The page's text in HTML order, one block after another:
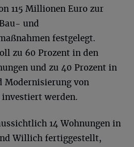
115 Millionen Euro zur
und
festgelegt.
zu 60 Prozent in den
und zu 40 Prozent in
Modernisierung von
investiert werden.
14 Wohnungen in
Willich fertiggestellt,